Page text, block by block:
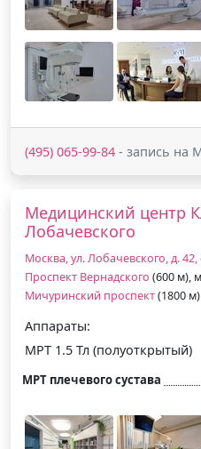
(495) 065-99-84 - запись на
Медицинский центр
Лобачевского
Москва, ул. Лобачевского, д. 42,
Проспект Вернадского (600 м),
Мичуринский проспект(1800 м)
Аппараты:
МРТ 1.5 Тл (полуоткрытый)
МРТ плечевого сустава